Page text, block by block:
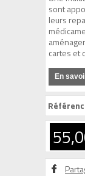
sont
leurs
cartes et
En